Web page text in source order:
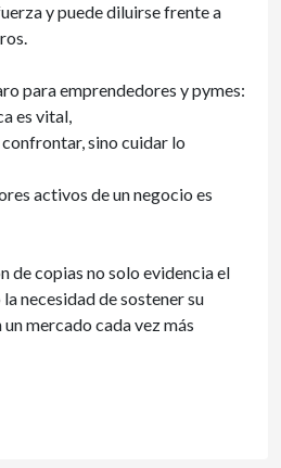
y puede diluirse frente a
para emprendedores y pymes:
es vital,
sino cuidar lo
activos de un negocio es
de copias no solo evidencia el
necesidad de sostener su
mercado cada vez más